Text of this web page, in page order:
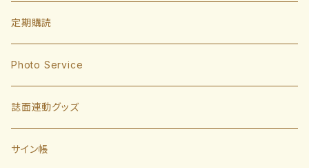
投手
東浜巨
有原航平
捕手
甲斐拓也
海野隆司
内野手
川瀬晃
外野手
定期購読
Photo Service
誌面連動グッズ
サイン帳